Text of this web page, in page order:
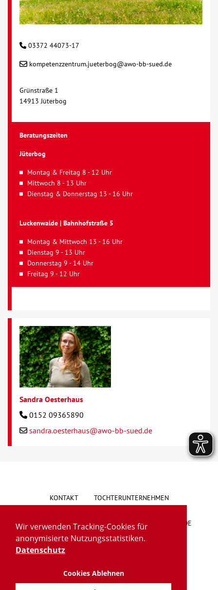
Wir verwenden Tracking-Cookies für
anonymisierte Nutzungsstatistiken.
Datenschutz
Cookies Ablehnen
03372 44073-17
kompetenzzentrum.jueterbog@awo-bb-sued.de
Grünstraße 1
14913 Jüterbog
Beratungszeiten
Jüterbog
Montag & Freitag 8 - 12 Uhr
Mittwoch 8 - 13 Uhr
Dienstag & Donnerstag 13 - 16 Uhr
Luckenwalde | Bahnhofstraße 5
Montag & Mittwoch 13 - 16 Uhr
Dienstag 9 - 13 Uhr
Donnerstag 9 - 14 Uhr
Freitag 9 - 12 Uhr
Sandra Oesterhaus
0152 09365890
sandra.oesterhaus@awo-bb-sued.de
KONTAKT TOCHTERUNTERNEHMEN
HINWEISGEBERSYSTEM VORSCHLAG/BESCHWERDE
LIEFERKETTENGESETZ
IMPRESSUM DATENSCHUTZ